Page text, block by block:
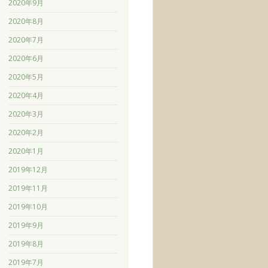
2020年9月
2020年8月
2020年7月
2020年6月
2020年5月
2020年4月
2020年3月
2020年2月
2020年1月
2019年12月
2019年11月
2019年10月
2019年9月
2019年8月
2019年7月